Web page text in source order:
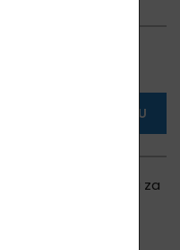
VLOŽIT DO KOŠÍKU
, (u Vás doma za